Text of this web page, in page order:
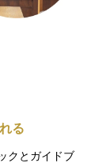
る
クとガイドブ